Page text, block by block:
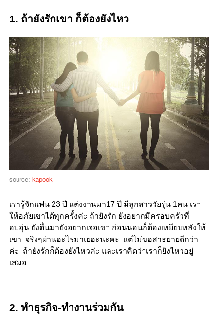
1. ถ้ายังรักเขา ก็ต้องยังไหว
source: kapook
เรารู้จักแฟน 23 ปี แต่งงานมา17 ปี มีลูกสาววัยรุ่น 1คน เรา
ให้อภัยเขาได้ทุกครั้งค่ะ ถ้ายังรัก ยังอยากมีครอบครัวที่
อบอุ่น ยังตื่นมายังอยากเจอเขา ก่อนนอนก็ต้องเหยียบหลังให้
เขา จริงๆผ่านอะไรมาเยอะนะคะ แต่ไม่ขอสาธยายดีกว่า
ค่ะ ถ้ายังรักก็ต้องยังไหวค่ะ และเราคิดว่าเราก็ยังไหวอยู่
เสมอ
2. ทำธุรกิจ-ทำงานร่วมกัน